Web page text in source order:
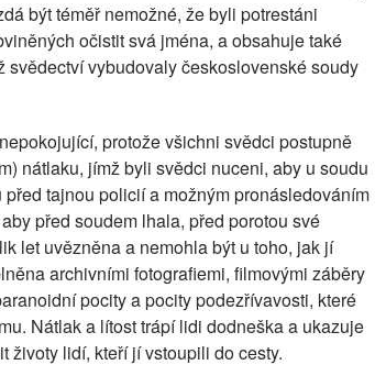
být téměř nemožné, že byli potrestáni
očistit svá jména, a obsahuje také
svědectví vybudovaly československé soudy
protože všichni svědci postupně
nátlaku, jímž byli svědci nuceni, aby u soudu
tajnou policií a možným pronásledováním
před soudem lhala, před porotou své
let uvězněna a nemohla být u toho, jak jí
archivními fotografiemi, filmovými záběry
pocity a pocity podezřívavosti, které
Nátlak a lítost trápí lidi dodneška a ukazuje
životy lidí, kteří jí vstoupili do cesty.